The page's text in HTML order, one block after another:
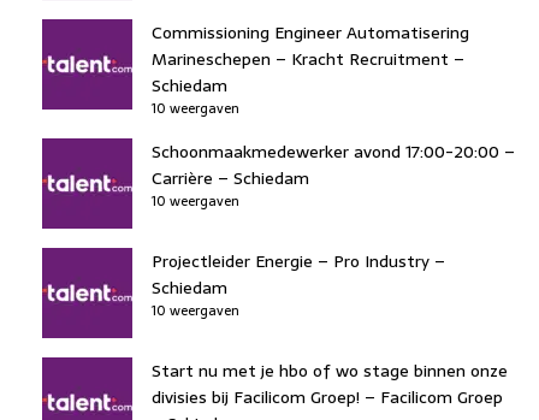
Commissioning Engineer Automatisering
Marineschepen – Kracht Recruitment –
Schiedam
10 weergaven
Schoonmaakmedewerker avond 17:00-20:00 –
Carrière – Schiedam
10 weergaven
Projectleider Energie – Pro Industry –
Schiedam
10 weergaven
Start nu met je hbo of wo stage binnen onze
divisies bij Facilicom Groep! – Facilicom Groep